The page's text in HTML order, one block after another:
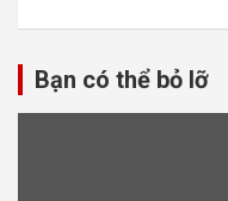
Bạn có thể bỏ lỡ